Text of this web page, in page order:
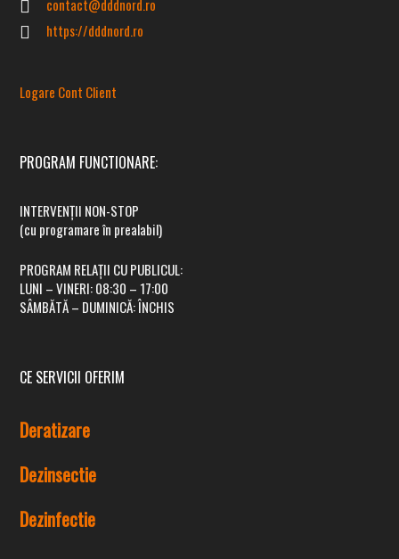
PROGRAM RELAȚII CU PUBLICUL:
SÂMBĂTĂ – DUMINICĂ:
Persoane Juridice:
Instituții Publice:
WhatsApp:0753.236.789
contact@dddnord.ro
https://dddnord.ro
Logare Cont Client
PROGRAM FUNCTIONARE:
INTERVENȚII NON-STOP
(cu programare în prealabil)
PROGRAM RELAȚII CU PUBLICUL:
LUNI – VINERI:08:30 – 17:00
SÂMBĂTĂ – DUMINICĂ:ÎNCHIS
CE SERVICII OFERIM
Deratizare
Dezinsectie
Dezinfectie